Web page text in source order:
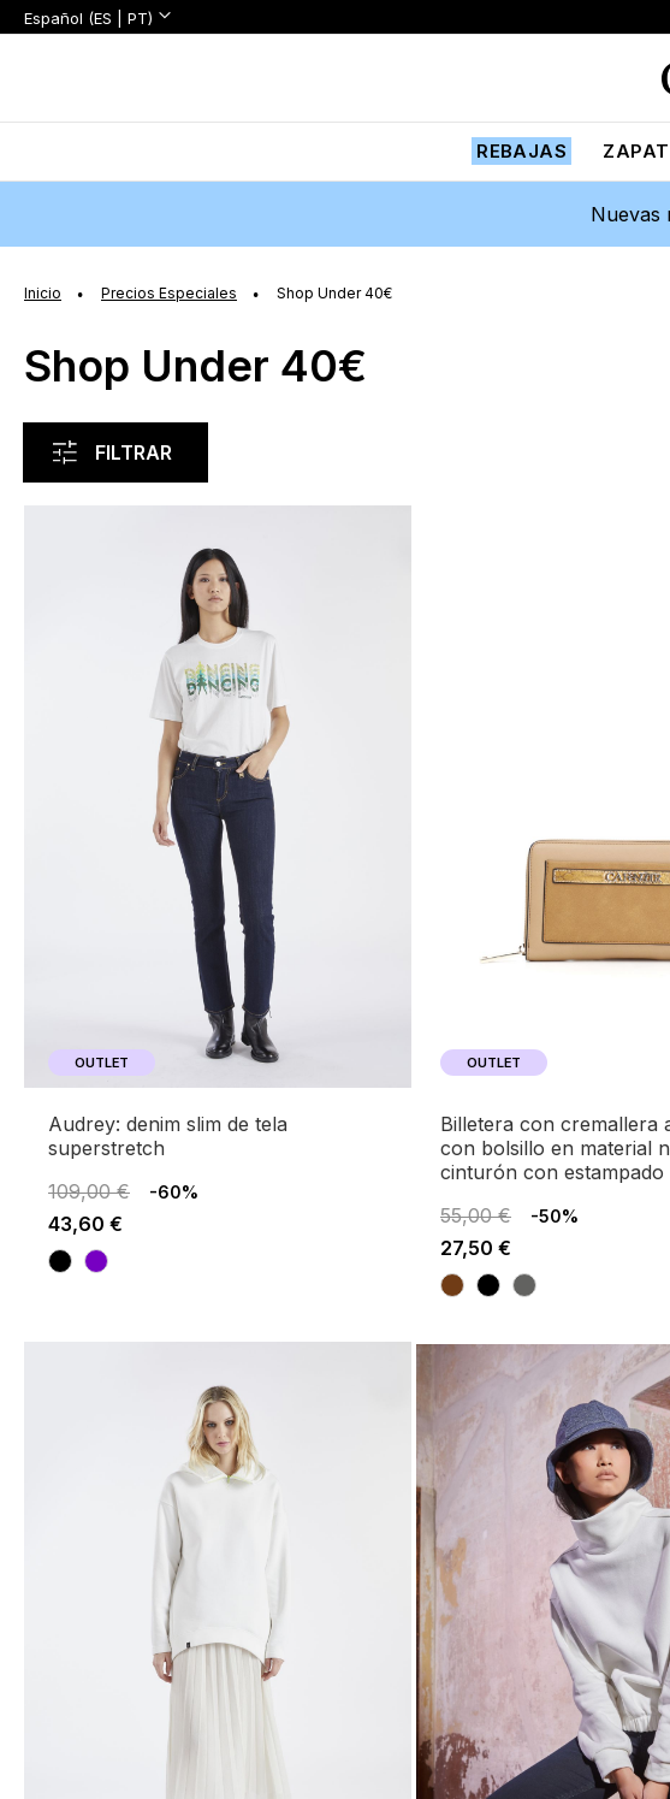
Lenguaje
Lenguaje:
Español (ES | PT)
REBAJAS
Nuevas
Inicio Precios Especiales Shop Under 40€
Shop Under 40€
FILTRAR
OUTLET
audrey: denim slim de tela
superstretch
109,00 €
-60%
43,60 €
OUTLET
billetera con cremallera alrededor
con bolsillo en material
cinturón con estampado
55,00 €
-50%
27,50 €